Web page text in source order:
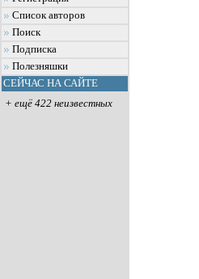
Список авторов
Поиск
Подписка
Полезняшки
СЕЙЧАС НА САЙТЕ
+ ещё 422 неизвестных